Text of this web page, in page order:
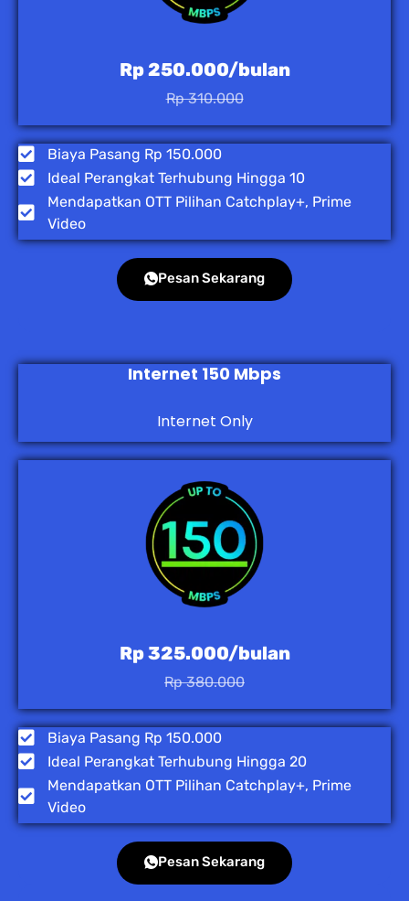
Rp 250.000/bulan
Rp 310.000
Biaya Pasang Rp 150.000
Ideal Perangkat Terhubung Hingga 10
Mendapatkan OTT Pilihan Catchplay+, Prime
Video
Pesan Sekarang
Internet 150 Mbps
Internet Only
Rp 325.000/bulan
Rp 380.000
Biaya Pasang Rp 150.000
Ideal Perangkat Terhubung Hingga 20
Mendapatkan OTT Pilihan Catchplay+, Prime
Video
Pesan Sekarang